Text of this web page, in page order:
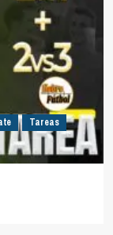
Tareas